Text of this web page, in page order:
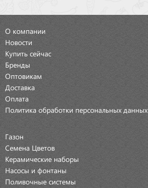
О компании
Новости
Купить сейчас
Бренды
Оптовикам
Доставка
Оплата
Политика обработки персональных данных
Газон
Семена Цветов
Керамические наборы
Насосы и фонтаны
Поливочные системы